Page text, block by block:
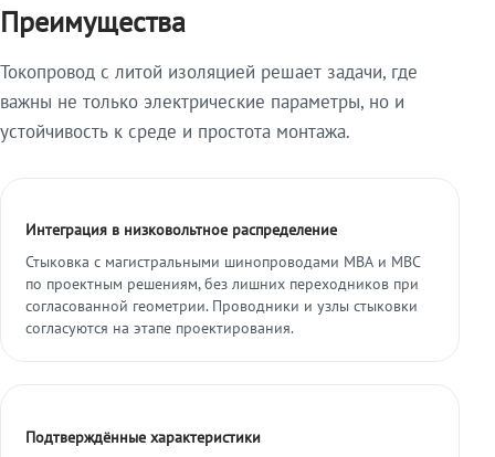
Преимущества
Токопровод с литой изоляцией решает задачи, где
важны не только электрические параметры, но и
устойчивость к среде и простота монтажа.
Интеграция в низковольтное распределение
Стыковка с магистральными шинопроводами МВА и МВС
по проектным решениям, без лишних переходников при
согласованной геометрии. Проводники и узлы стыковки
согласуются на этапе проектирования.
Подтверждённые характеристики